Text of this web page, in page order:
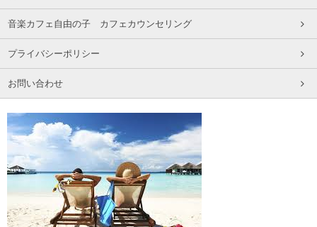
音楽カフェ自由の子 カフェカウンセリング
プライバシーポリシー
お問い合わせ